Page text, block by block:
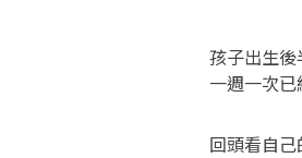
孩子出生後
一週一次已
回頭看自